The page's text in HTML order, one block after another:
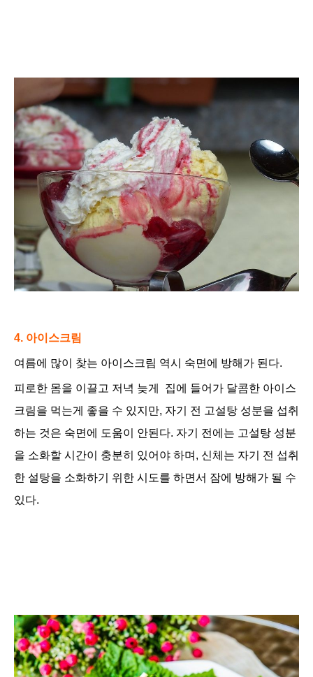
4. 아이스크림
여름에 많이 찾는 아이스크림 역시 숙면에 방해가 된다.
피로한 몸을 이끌고 저녁 늦게 집에 들어가 달콤한 아이스
크림을 먹는게 좋을 수 있지만, 자기 전 고설탕 성분을 섭취
하는 것은 숙면에 도움이 안된다. 자기 전에는 고설탕 성분
을 소화할 시간이 충분히 있어야 하며, 신체는 자기 전 섭취
한 설탕을 소화하기 위한 시도를 하면서 잠에 방해가 될 수
있다.